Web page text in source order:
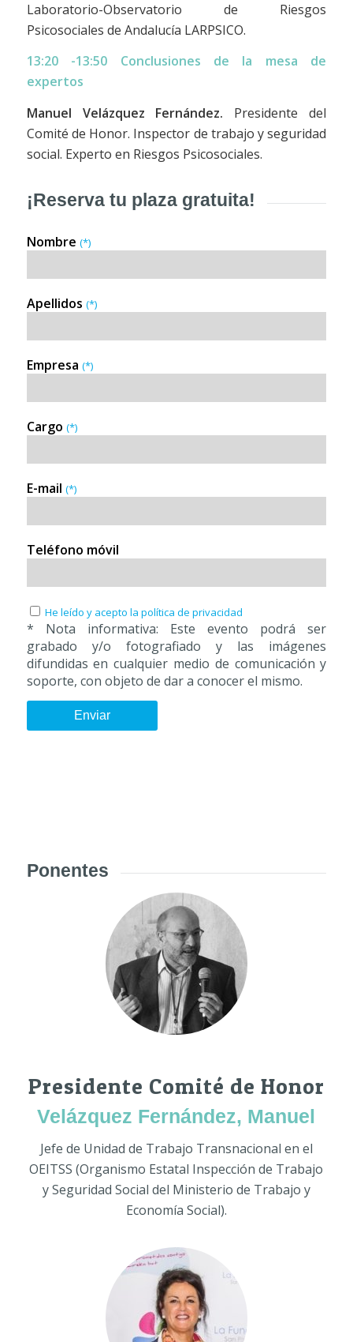
Laboratorio-Observatorio de Riesgos
Psicosociales de Andalucía LARPSICO.
13:20 -13:50 Conclusiones de la mesa de
expertos
Manuel Velázquez Fernández. Presidente del
Comité de Honor. Inspector de trabajo y seguridad
social. Experto en Riesgos Psicosociales.
¡Reserva tu plaza gratuita!
Nombre (*)
Apellidos (*)
Empresa (*)
Cargo (*)
E-mail (*)
Teléfono móvil
He leído y acepto la política de privacidad
* Nota informativa: Este evento podrá ser
grabado y/o fotografiado y las imágenes
difundidas en cualquier medio de comunicación y
soporte, con objeto de dar a conocer el mismo.
Ponentes
Presidente Comité de Honor
Velázquez Fernández, Manuel
Jefe de Unidad de Trabajo Transnacional en el
OEITSS (Organismo Estatal Inspección de Trabajo
y Seguridad Social del Ministerio de Trabajo y
Economía Social).